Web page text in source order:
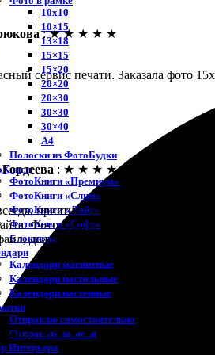
10х10
10×15
13×18
15×15
15×20
20×20
20×30
30×30
30×40
A4
Полоски из ФотоБудки
ФотоКниги «Премиум»
ФотоКниги «Слим»
ФотоКниги «Лайт»
ФотоКниги «Софт»
Блокноты
Календари магнитные
Календари настольные
Календари настенные
Отправлю самостоятельно
Отправьте за меня
Интерьера
: ★ ★ ★ ★ ★
сервис печати. Заказала фото
: ★ ★ ★ ★ ★
приятно удивили. Заказала
Фотография вышла яркой и с
дождалась смс о готовности.
: ★ ★ ★ ★